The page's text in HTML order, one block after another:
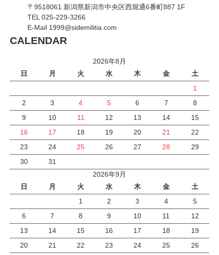
〒9518061 新潟県新潟市中央区西堀通6番町887 1F
TEL 025-229-3266
E-Mail 1999@sidemilitia.com
CALENDAR
2026年8月
日
月 火 水 木 金
土
1
2
3 4 5 6 7
8
9
10 11 12 13 14
15
16
17 18 19 20 21
22
23
24 25 26 27 28
29
30
31
2026年9月
日
月 火 水 木 金
土
1
2 3 4
5
6
7 8 9 10 11
12
13
14 15 16 17 18
19
20
21 22 23 24 25
26